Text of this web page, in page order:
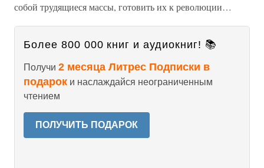
собой трудящиеся массы, готовить их к революции…
Более 800 000 книг и аудиокниг! 📚
Получи 2 месяца Литрес Подписки в
подарок и наслаждайся неограниченным
чтением
ПОЛУЧИТЬ ПОДАРОК